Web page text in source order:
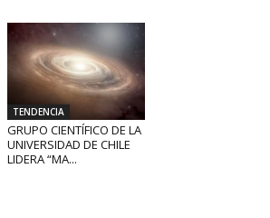
TENDENCIA
GRUPO CIENTÍFICO DE LA
UNIVERSIDAD DE CHILE
LIDERA “MA...